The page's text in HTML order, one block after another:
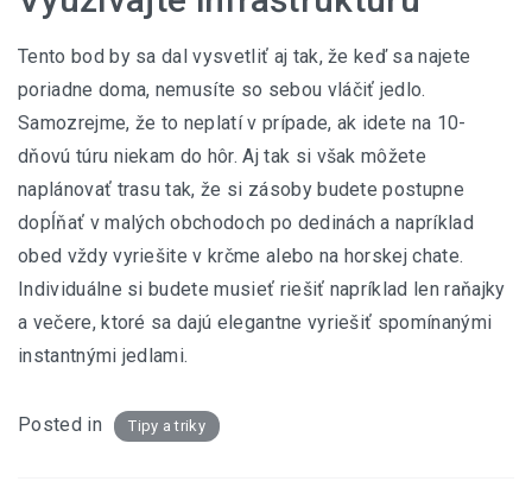
Tento bod by sa dal vysvetliť aj tak, že keď sa najete
poriadne doma, nemusíte so sebou vláčiť jedlo.
Samozrejme, že to neplatí v prípade, ak idete na 10-
dňovú túru niekam do hôr. Aj tak si však môžete
naplánovať trasu tak, že si zásoby budete postupne
dopĺňať v malých obchodoch po dedinách a napríklad
obed vždy vyriešite v krčme alebo na horskej chate.
Individuálne si budete musieť riešiť napríklad len raňajky
a večere, ktoré sa dajú elegantne vyriešiť spomínanými
instantnými jedlami.
Posted in Tipy a triky